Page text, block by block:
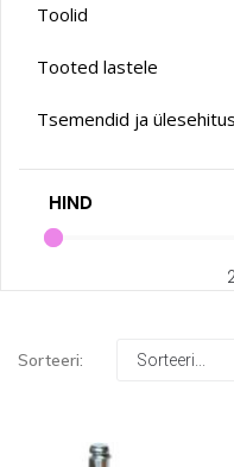
Toolid
Tooted lastele
Tsemendid ja
HIND
Sorteeri: